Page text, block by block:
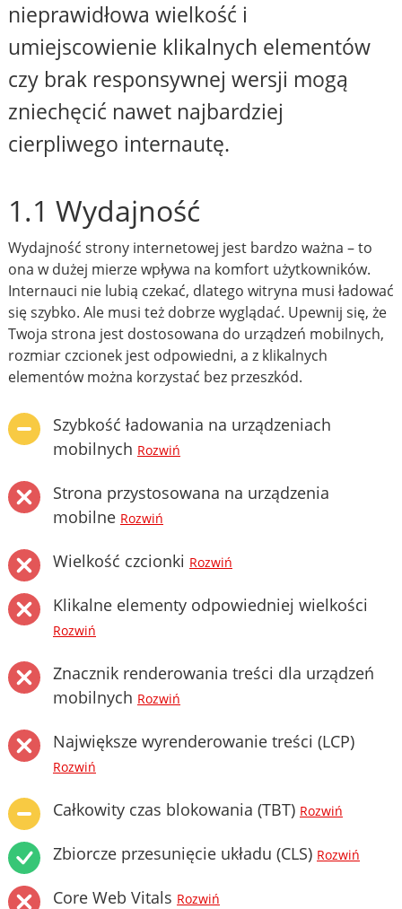
nieprawidłowa wielkość i
umiejscowienie klikalnych elementów
czy brak responsywnej wersji mogą
zniechęcić nawet najbardziej
cierpliwego internautę.
1.1 Wydajność
Wydajność strony internetowej jest bardzo ważna – to
ona w dużej mierze wpływa na komfort użytkowników.
Internauci nie lubią czekać, dlatego witryna musi ładować
się szybko. Ale musi też dobrze wyglądać. Upewnij się, że
Twoja strona jest dostosowana do urządzeń mobilnych,
rozmiar czcionek jest odpowiedni, a z klikalnych
elementów można korzystać bez przeszkód.
Szybkość ładowania na urządzeniach
mobilnych Rozwiń
Strona przystosowana na urządzenia
mobilne Rozwiń
Wielkość czcionki Rozwiń
Klikalne elementy odpowiedniej wielkości
Rozwiń
Znacznik renderowania treści dla urządzeń
mobilnych Rozwiń
Największe wyrenderowanie treści (LCP)
Rozwiń
Całkowity czas blokowania (TBT) Rozwiń
Zbiorcze przesunięcie układu (CLS) Rozwiń
Core Web Vitals Rozwiń